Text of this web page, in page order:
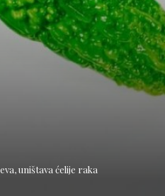
uništava ćelije raka